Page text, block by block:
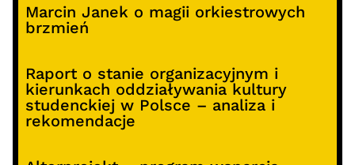
Marcin Janek o magii orkiestrowych
brzmień
Raport o stanie organizacyjnym i
kierunkach oddziaływania kultury
studenckiej w Polsce – analiza i
rekomendacje